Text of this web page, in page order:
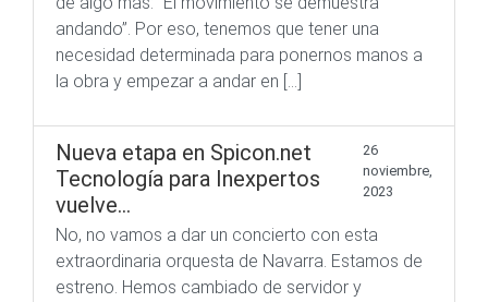
andando”. Por eso, tenemos que tener una
necesidad determinada para ponernos manos a
la obra y empezar a andar en […]
Nueva etapa en Spicon.net
Tecnología para Inexpertos
vuelve…
26
noviembre,
2023
No, no vamos a dar un concierto con esta
extraordinaria orquesta de Navarra. Estamos de
estreno. Hemos cambiado de servidor y